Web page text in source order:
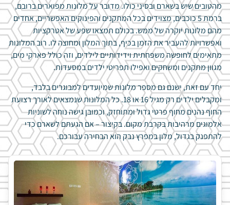
מהטובים שיש בשארם ובסיני כולו. מדובר על מלונות מפוארים ברובם,
ברמת 5 כוכבים, מצוידים בכל המתקנים והפינוקים האפשריים, אחדים
מהם מלונות יוקרה של ממש. בכולם תמצאו שפע של אטרקציות
ואפשרויות להעביר את הזמן בכיף, בתוך המלון ומחוצה לו. רוב המלונות
מתאימים לחופשה משפחתית וידידותיים לילדים, וזה כולל פארקי מים,
מגוון מתקנים ומשחקים ואפילו תפריטי ילדים במסעדות.
יחד עם זאת, ישנם גם מספר מלונות שמיועדים למבוגרים בלבד,
ומקבלים ילדים רק מגיל 16 או 18. כל המלונות שנמצאים לאורך רצועת
החוף נהנים מחוף פרטי גדול ומתוחזק, וכמובן גישה נוחה לשוניות
אלמוגים מרהיבות בקרבת מקום. בקיצור – אם הגעתם לשארם כדי
להתפנק בגדול, מלון במפרץ נבק הוא הבחירה עבורכם.